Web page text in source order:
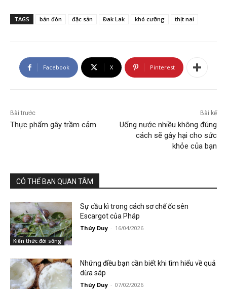
TAGS bản đôn đặc sản Đak Lak khó cưỡng thịt nai
Facebook X Pinterest
Bài trước
Thực phẩm gây trầm cảm
Bài kế
Uống nước nhiều không đúng
cách sẽ gây hại cho sức
khỏe của bạn
CÓ THỂ BẠN QUAN TÂM
Kiến thức đời sống
Sự cầu kì trong cách sơ chế ốc sên
Escargot của Pháp
Thúy Duy - 16/04/2026
Những điều bạn cần biết khi tìm hiểu về quả
dừa sáp
Thúy Duy - 07/02/2026